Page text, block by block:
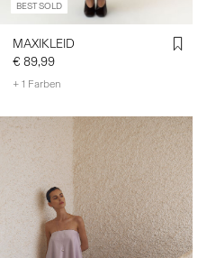
BEST SOLD
MAXIKLEID
€ 89,99
+ 1 Farben